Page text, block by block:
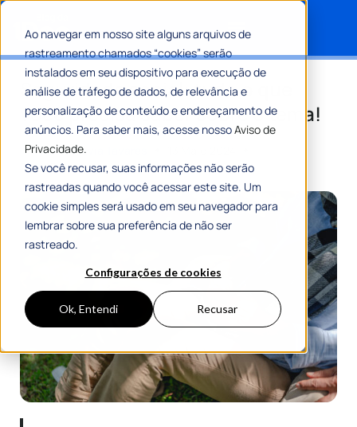
Ao navegar em nosso site alguns arquivos de
rastreamento chamados “cookies” serão
instalados em seu dispositivo para execução de
análise de tráfego de dados, de relevância e
personalização de conteúdo e endereçamento de
anúncios. Para saber mais, acesse nossoAviso de
Privacidade.
Se você recusar, suas informações não serão
rastreadas quando você acessar este site. Um
cookie simples será usado em seu navegador para
lembrar sobre sua preferência de não ser
rastreado.
Configurações de cookies
Ok, Entendi Recusar
Seguridade social: tudo o que
você precisa saber sobre o tema!
PorMaria Flávia Tavares
7 Min De Leitura